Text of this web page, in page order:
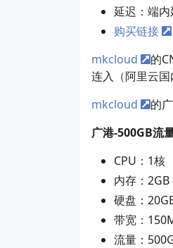
延迟：端
购买链接
mkcloud
的
连入（阿里云
mkcloud
的
广港-500GB流
CPU：1核
内存：2GB
硬盘：
带宽：
流量：